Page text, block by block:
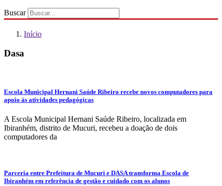
Buscar
Início
Dasa
Escola Municipal Hernani Saúde Ribeiro recebe novos computadores para
apoio às atividades pedagógicas
A Escola Municipal Hernani Saúde Ribeiro, localizada em
Ibiranhém, distrito de Mucuri, recebeu a doação de dois
computadores da
Parceria entre Prefeitura de Mucuri e DASA transforma Escola de
Ibiranhém em referência de gestão e cuidado com os alunos